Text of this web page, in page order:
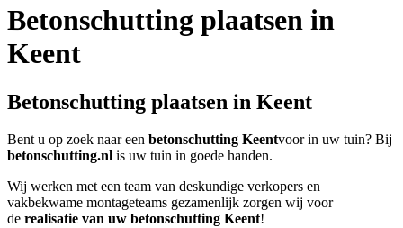
Betonschutting plaatsen in
Keent
Betonschutting plaatsen in Keent
Bent u op zoek naar een betonschutting Keentvoor in uw tuin? Bij
betonschutting.nl is uw tuin in goede handen.
Wij werken met een team van deskundige verkopers en
vakbekwame montageteams gezamenlijk zorgen wij voor
de realisatie van uw betonschutting Keent!